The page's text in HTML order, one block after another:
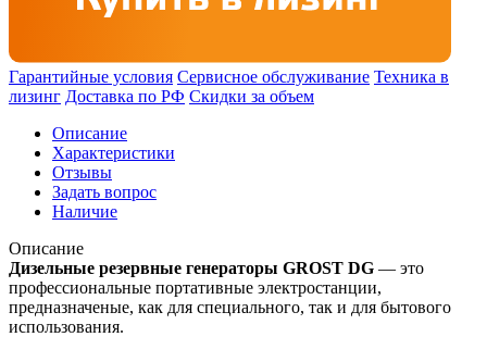
Гарантийные условия Сервисное обслуживание Техника в
лизинг Доставка по РФ Скидки за объем
Описание
Характеристики
Отзывы
Задать вопрос
Наличие
Описание
Дизельные резервные генераторы GROST DG — это
профессиональные портативные электростанции,
предназначеные, как для специального, так и для бытового
использования.